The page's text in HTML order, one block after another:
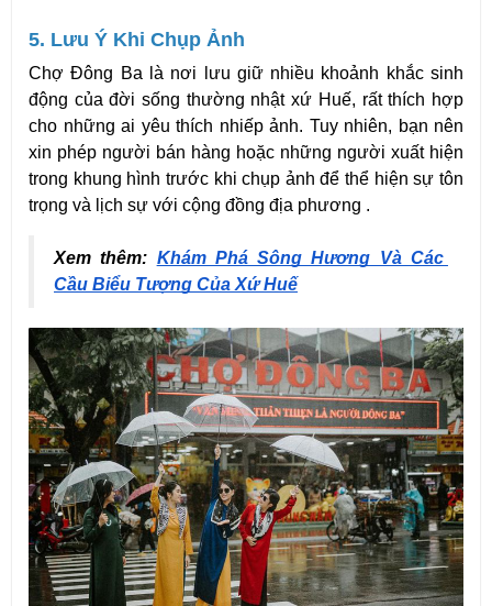
5. Lưu Ý Khi Chụp Ảnh
Chợ Đông Ba là nơi lưu giữ nhiều khoảnh khắc sinh
động của đời sống thường nhật xứ Huế, rất thích hợp
cho những ai yêu thích nhiếp ảnh. Tuy nhiên, bạn nên
xin phép người bán hàng hoặc những người xuất hiện
trong khung hình trước khi chụp ảnh để thể hiện sự tôn
trọng và lịch sự với cộng đồng địa phương .
Xem thêm: Khám Phá Sông Hương Và Các
Cầu Biểu Tượng Của Xứ Huế